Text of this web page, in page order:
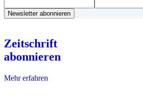
Zeitschrift
abonnieren
Mehr erfahren